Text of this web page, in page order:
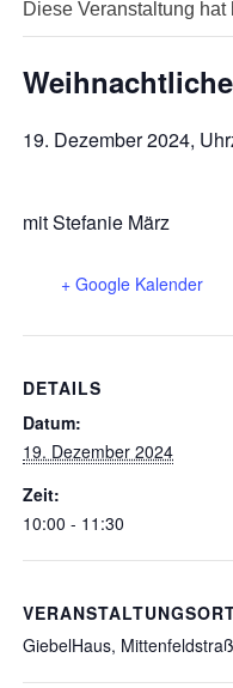
Diese Veranstaltung hat
19. Dezember 2024,
mit Stefanie März
+ Google Kalender
DETAILS
Datum:
19. Dezember 2024
Zeit:
10:00 - 11:30
GiebelHaus,